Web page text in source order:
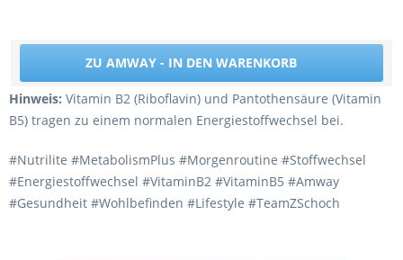
ZU AMWAY - IN DEN WARENKORB
Hinweis: Vitamin B2 (Riboflavin) und Pantothensäure (Vitamin
B5) tragen zu einem normalen Energiestoffwechsel bei.
#Nutrilite #MetabolismPlus #Morgenroutine #Stoffwechsel
#Energiestoffwechsel #VitaminB2 #VitaminB5 #Amway
#Gesundheit #Wohlbefinden #Lifestyle #TeamZSchoch